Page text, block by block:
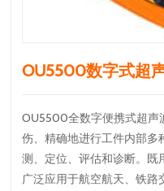
OU5500数字式超
OU5500全数字便携式超声
伤、精确地进行工件内部多
测、定位、评估和诊断。既
广泛应用于航空航天、铁